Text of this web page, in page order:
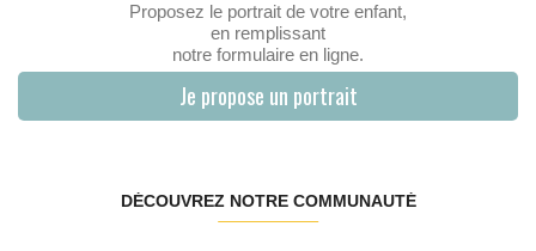
Proposez le portrait de votre enfant,
en remplissant
notre formulaire en ligne.
Je propose un portrait
DÉCOUVREZ NOTRE COMMUNAUTÉ